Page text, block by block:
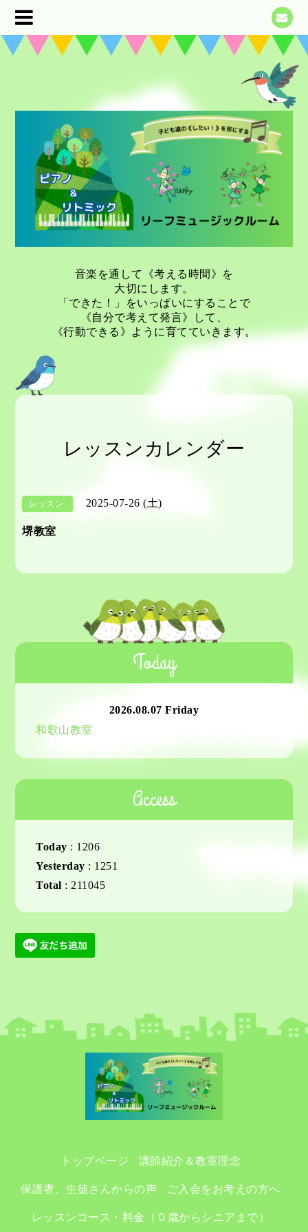
音楽を通して《考える時間》を
大切にします。
「できた！」をいっぱいにすることで
《自分で考えて発言》して、
《行動できる》ように育てていきます。
レッスンカレンダー
レッスン 2025-07-26 (土)
堺教室
Today
2026.08.07 Friday
和歌山教室
Access
Today : 1206
Yesterday : 1251
Total : 211045
トップページ 講師紹介＆教室理念
保護者、生徒さんからの声 ご入会をお考えの方へ
レッスンコース・料金（０歳からシニアまで）